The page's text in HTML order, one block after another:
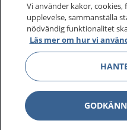
Vi använder kakor,
upplevelse, sammanställa
nödvändig funktionalitet
Läs mer om hur vi